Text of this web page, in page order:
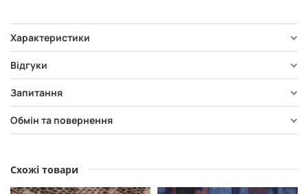
Характеристики
Відгуки
Запитання
Обмін та повернення
Схожі товари